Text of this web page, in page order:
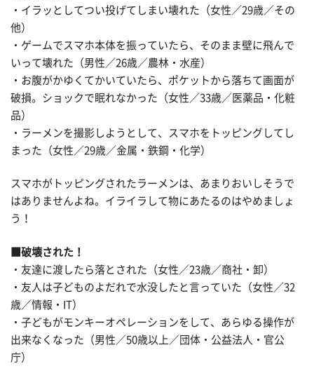
・イラッとしてつい投げてしまい壊れた（女性／29歳／その
他）
・ゲームでスマホ本体を振っていたら、そのまま壁に飛んで
いって壊れた（男性／26歳／農林・水産）
・お腹がかゆくてかいていたら、ポケットから落ちて画面が
破損。ショックで眠れなかった（女性／33歳／医薬品・化粧
品）
・ラーメンを撮影しようとして、スマホをトッピングしてし
まった（女性／29歳／金属・鉄鋼・化学）
スマホがトッピングされたラーメンは、あまりおいしそうで
はありませんよね。イライラして物にあたるのはやめましょ
う！
■破壊された！
・友達に渡したら落とされた（女性／23歳／商社・卸）
・友人は子どものよだれで水没したと言っていた（女性／32
歳／情報・IT）
・子どもがモンキーオペレーションをして、あらゆる操作が
出来なくなった（男性／50歳以上／団体・公益法人・官公
庁）